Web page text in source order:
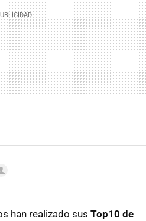
han realizado sus Top10 de